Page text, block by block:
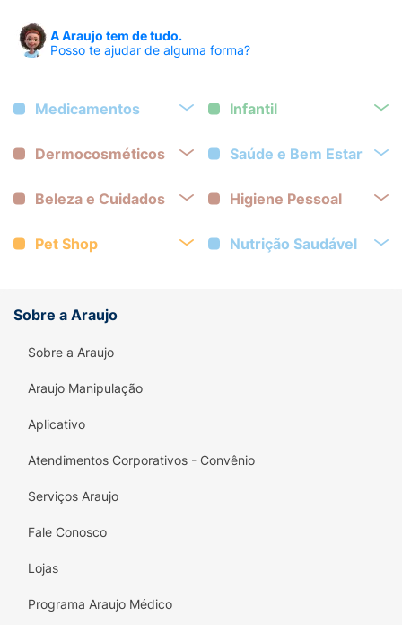
A Araujo tem de tudo.
Posso te ajudar de alguma forma?
Medicamentos Infantil
Dermocosméticos Saúde e Bem Estar
Beleza e Cuidados Higiene Pessoal
Pet Shop Nutrição Saudável
Sobre a Araujo
Sobre a Araujo
Araujo Manipulação
Aplicativo
Atendimentos Corporativos - Convênio
Serviços Araujo
Fale Conosco
Lojas
Programa Araujo Médico